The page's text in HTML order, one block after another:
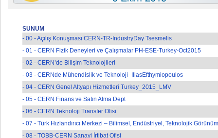
SUNUM
- 00 - Açılış Konuşması CERN-TR-IndustryDay Tsesmelis
- 01 - CERN Fizik Deneyleri ve Çalışmalar PH-ESE-Turkey-Oct2015
- 02 - CERN’de Bilişim Teknolojileri
- 03 - CERNde Mühendislik ve Teknoloji_IliasEfthymiopoulos
- 04 - CERN Genel Altyapı Hizmetleri Turkey_2015_LMV
- 05 - CERN Finans ve Satın Alma Dept
- 06 - CERN Teknoloji Transfer Ofisi
- 07 - Türk Hızlandırıcı Merkezi – Bilimsel, Endüstriyel, Teknolojik
- 08 - TOBB-CERN Sanayi İrtibat Ofisi